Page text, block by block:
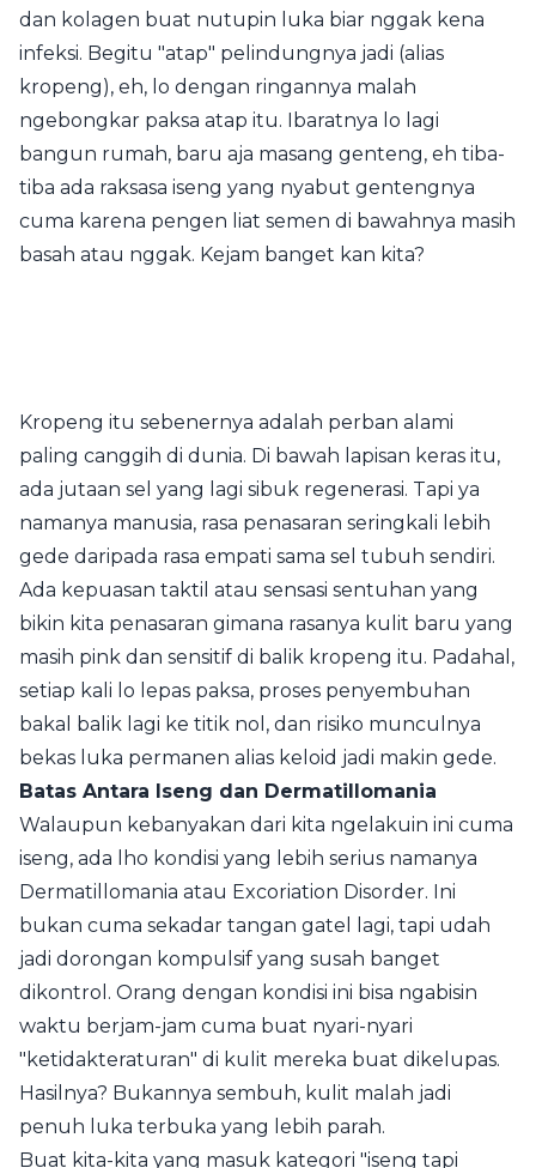
dan kolagen buat nutupin luka biar nggak kena
infeksi. Begitu "atap" pelindungnya jadi (alias
kropeng), eh, lo dengan ringannya malah
ngebongkar paksa atap itu. Ibaratnya lo lagi
bangun rumah, baru aja masang genteng, eh tiba-
tiba ada raksasa iseng yang nyabut gentengnya
cuma karena pengen liat semen di bawahnya masih
basah atau nggak. Kejam banget kan kita?
Kropeng itu sebenernya adalah perban alami
paling canggih di dunia. Di bawah lapisan keras itu,
ada jutaan sel yang lagi sibuk regenerasi. Tapi ya
namanya manusia, rasa penasaran seringkali lebih
gede daripada rasa empati sama sel tubuh sendiri.
Ada kepuasan taktil atau sensasi sentuhan yang
bikin kita penasaran gimana rasanya kulit baru yang
masih pink dan sensitif di balik kropeng itu. Padahal,
setiap kali lo lepas paksa, proses penyembuhan
bakal balik lagi ke titik nol, dan risiko munculnya
bekas luka permanen alias keloid jadi makin gede.
Batas Antara Iseng dan Dermatillomania
Walaupun kebanyakan dari kita ngelakuin ini cuma
iseng, ada lho kondisi yang lebih serius namanya
Dermatillomania atau Excoriation Disorder. Ini
bukan cuma sekadar tangan gatel lagi, tapi udah
jadi dorongan kompulsif yang susah banget
dikontrol. Orang dengan kondisi ini bisa ngabisin
waktu berjam-jam cuma buat nyari-nyari
"ketidakteraturan" di kulit mereka buat dikelupas.
Hasilnya? Bukannya sembuh, kulit malah jadi
penuh luka terbuka yang lebih parah.
Buat kita-kita yang masuk kategori "iseng tapi